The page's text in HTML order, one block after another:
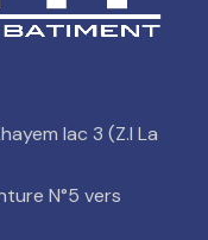
lac 3 (Z.I La
N°5 vers